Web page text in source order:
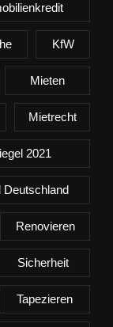
KfW
Mieten
Mietrecht
2021
Deutschland
Renovieren
Sicherheit
Tapezieren